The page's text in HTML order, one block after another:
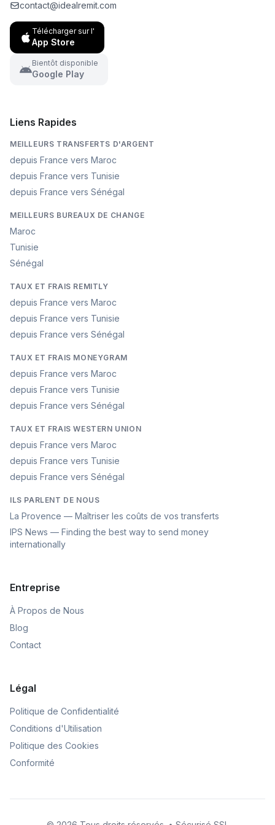
contact@idealremit.com
Télécharger sur l'
App Store
Bientôt disponible
Google Play
Liens Rapides
MEILLEURS TRANSFERTS D'ARGENT
depuis France vers Maroc
depuis France vers Tunisie
depuis France vers Sénégal
MEILLEURS BUREAUX DE CHANGE
Maroc
Tunisie
Sénégal
TAUX ET FRAIS REMITLY
depuis France vers Maroc
depuis France vers Tunisie
depuis France vers Sénégal
TAUX ET FRAIS MONEYGRAM
depuis France vers Maroc
depuis France vers Tunisie
depuis France vers Sénégal
TAUX ET FRAIS WESTERN UNION
depuis France vers Maroc
depuis France vers Tunisie
depuis France vers Sénégal
ILS PARLENT DE NOUS
La Provence — Maîtriser les coûts de vos transferts
IPS News — Finding the best way to send money
internationally
Entreprise
À Propos de Nous
Blog
Contact
Légal
Politique de Confidentialité
Conditions d'Utilisation
Politique des Cookies
Conformité